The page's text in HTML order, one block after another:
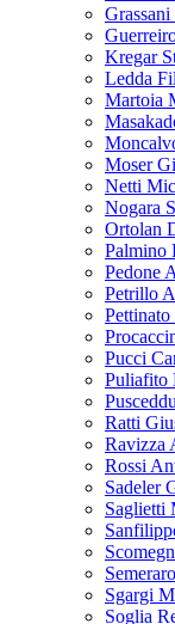
Kregar
Ledda
Martoia
Moser
Netti
Nogara
Ortolan
Palmino
Pedone
Petrillo
Pettinato
Pucci
Puliafito
Ratti
Ravizza
Rossi
Sadeler
Saglietti
Sgargi
Soglia